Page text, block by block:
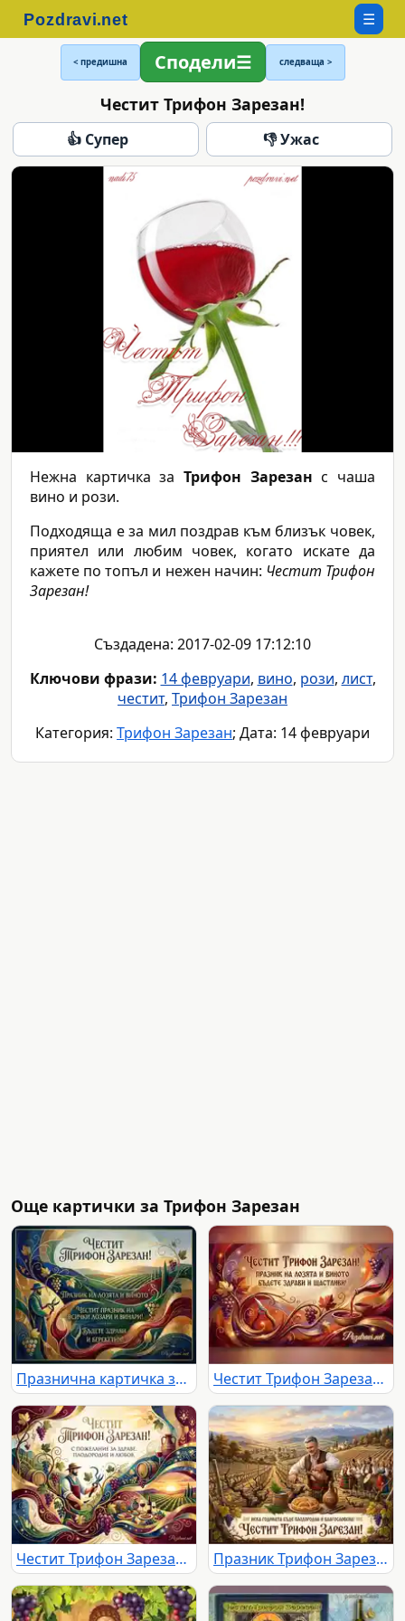
☰
< предишна Сподели следваща >
Честит Трифон Зарезан!
👍 Супер 👎 Ужас
Нежна картичка за Трифон Зарезан с чаша
вино и рози.
Подходяща е за мил поздрав към близък човек,
приятел или любим човек, когато искате да
кажете по топъл и нежен начин: Честит Трифон
Зарезан!
Създадена: 2017-02-09 17:12:10
Ключови фрази: 14 февруари, вино, рози, лист,
честит, Трифон Зарезан
Категория: Трифон Зарезан; Дата: 14 февруари
Още картички за Трифон Зарезан
Празнична картичка за Трифон Зарезан с лозар, лозя и вино. Честит Трифон Зарезан! Празнична картичка с лозя, вино и пожелания за здраве и щастие.
Честит Трифон Зарезан: Празнична илюстрация с лозар, грозде, вино, бъчви и пожелания за здраве, плодородие и любов. Празник Трифон Зарезан: Български лозарски ритуал, вино и народни традиции сред живописен пейзаж.